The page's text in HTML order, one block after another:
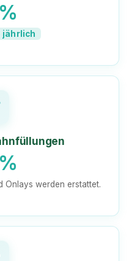
jährlich
Onlays werden erstattet.